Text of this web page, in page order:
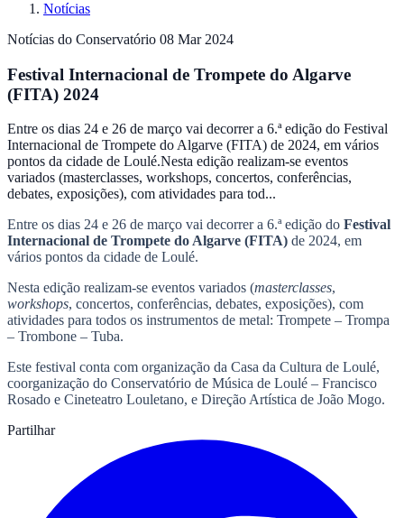
Notícias
Notícias do Conservatório 08 Mar 2024
Festival Internacional de Trompete do Algarve
(FITA) 2024
Entre os dias 24 e 26 de março vai decorrer a 6.ª edição do Festival
Internacional de Trompete do Algarve (FITA) de 2024, em vários
pontos da cidade de Loulé.Nesta edição realizam-se eventos
variados (masterclasses, workshops, concertos, conferências,
debates, exposições), com atividades para tod...
Entre os dias 24 e 26 de março vai decorrer a 6.ª edição do Festival
Internacional de Trompete do Algarve (FITA) de 2024, em
vários pontos da cidade de Loulé.
Nesta edição realizam-se eventos variados (masterclasses,
workshops, concertos, conferências, debates, exposições), com
atividades para todos os instrumentos de metal: Trompete – Trompa
– Trombone – Tuba.
Este festival conta com organização da Casa da Cultura de Loulé,
coorganização do Conservatório de Música de Loulé – Francisco
Rosado e Cineteatro Louletano, e Direção Artística de João Mogo.
Partilhar